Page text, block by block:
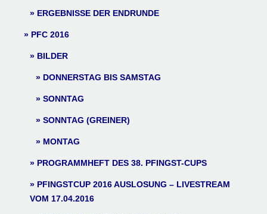
ERGEBNISSE DER ENDRUNDE
PFC 2016
BILDER
DONNERSTAG BIS SAMSTAG
SONNTAG
SONNTAG (GREINER)
MONTAG
PROGRAMMHEFT DES 38. PFINGST-CUPS
PFINGSTCUP 2016 AUSLOSUNG – LIVESTREAM
VOM 17.04.2016